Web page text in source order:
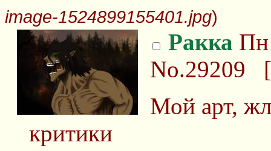
image-1524899155401.jpg)
Ракка Пн
No.29209 [
Мой арт,
критики